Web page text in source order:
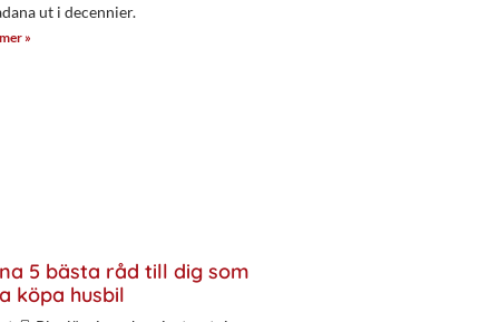
ut i decennier.
»
5 bästa råd till dig som
köpa husbil